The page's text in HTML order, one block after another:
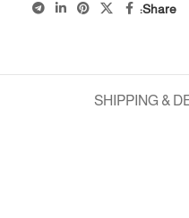
Share:
SHIPPING &